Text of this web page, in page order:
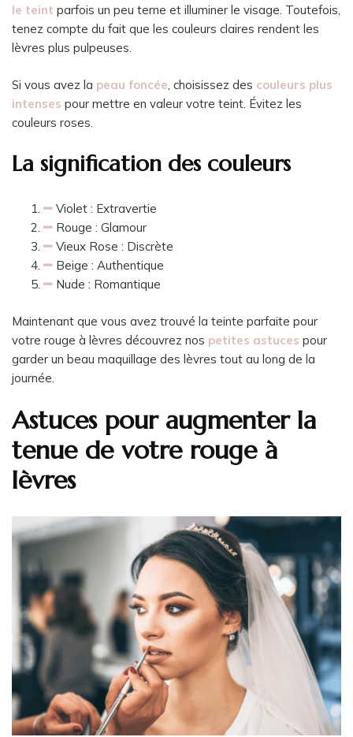
le teint parfois un peu terne et illuminer le visage. Toutefois,
tenez compte du fait que les couleurs claires rendent les
lèvres plus pulpeuses.
Si vous avez la peau foncée , choisissez des couleurs plus
intenses pour mettre en valeur votre teint. Évitez les
couleurs roses.
La signification des couleurs
Violet : Extravertie
Rouge : Glamour
Vieux Rose : Discrète
Beige : Authentique
Nude : Romantique
Maintenant que vous avez trouvé la teinte parfaite pour
votre rouge à lèvres découvrez nos petites astuces pour
garder un beau maquillage des lèvres tout au long de la
journée.
Astuces pour augmenter la
tenue de votre rouge à
lèvres